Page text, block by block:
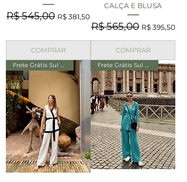
Preço normal
R$ 545,00 Preço promocional
R$ 381,50
COMPRAR
CALÇA E BLUSA
Preço normal
R$ 565,00 Preço
R$ 395,50
COMPRAR
Frete Grátis Sul e Sudeste Frete Grátis Sul e Sudeste